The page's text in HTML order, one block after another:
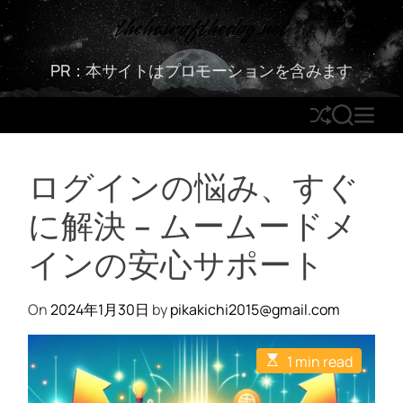
S
k
t
c
thehairofthedog.net
PR：本サイトはプロモーションを含みます
S
h
ff
l
e
S
E
R
C
H
M
E
U
ログインの悩み、すぐ
に解決 – ムームードメ
インの安心サポート
On2024年1月30日 bypikakichi2015@gmail.com
E
s
t
1 min read